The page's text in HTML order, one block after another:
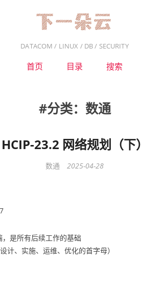
DATACOM / LINUX / DB / SECURITY
首页 目录 搜索
分类：数通
HCIP-23.2 网络规划（下）
数通 2025-04-28
是所有后续工作的基础
计、实施、运维、优化的首字母）